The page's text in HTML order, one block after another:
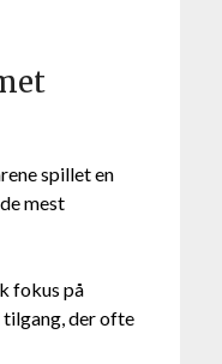
spillet en
mest
fokus på
der ofte